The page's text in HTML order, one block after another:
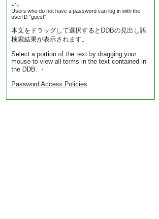
い。
Users who do not have a password can log in with the
userID "guest".
本文をドラッグして選択するとDDBの見出し語
検索結果が表示されます。
Select a portion of the text by dragging your
mouse to view all terms in the text contained in
the DDB. ・
Password Access Policies